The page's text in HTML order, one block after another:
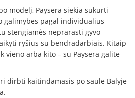
modelį, Paysera siekia sukurti
galimybes pagal individualius
stengiamės neprarasti gyvo
ryšius su bendradarbiais. Kitaip
arba kito – su Paysera galite
dirbti kaitindamasis po saule Balyje